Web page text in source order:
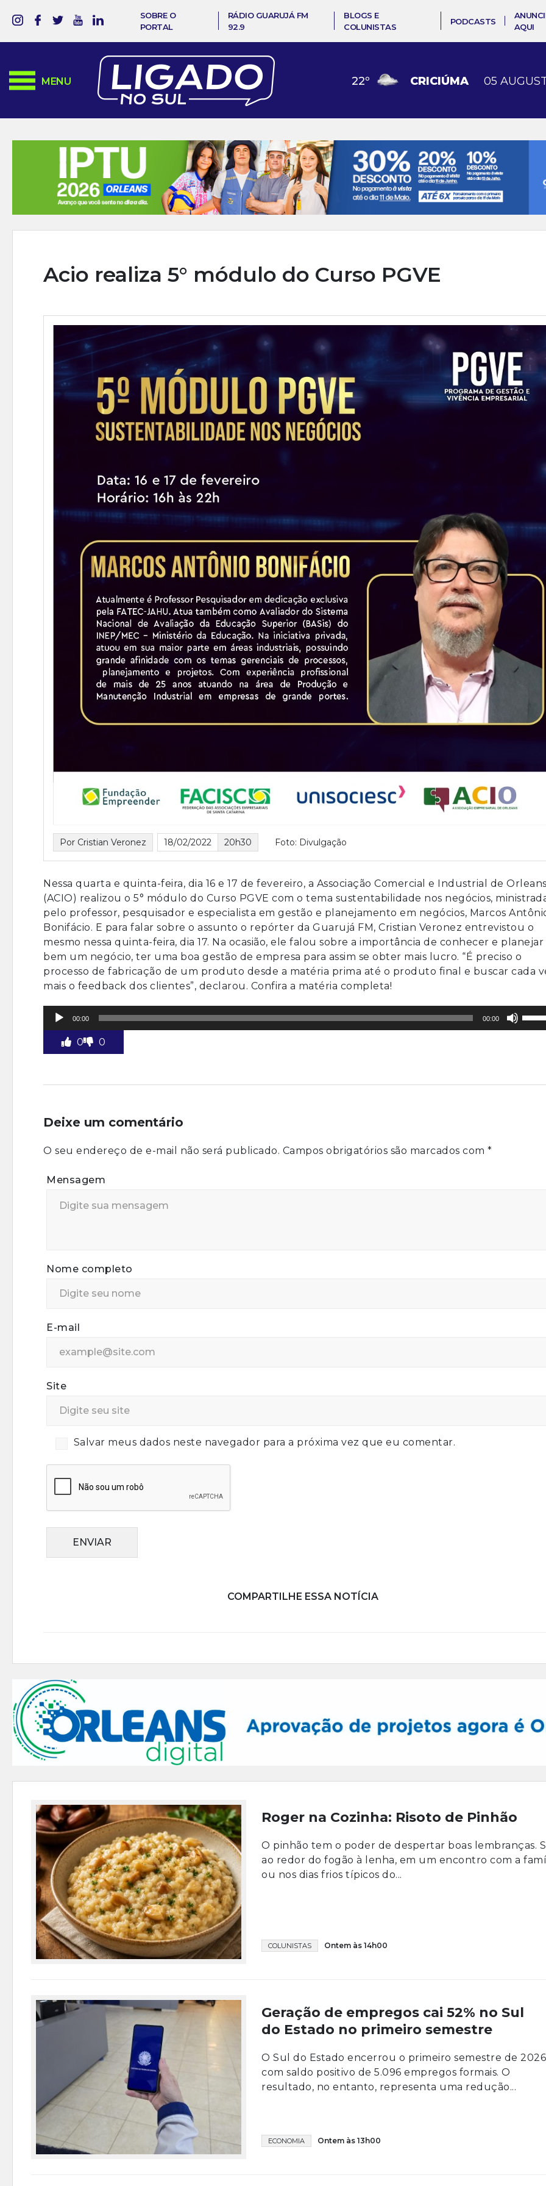
SOBRE O
PORTAL
RÁDIO GUARUJÁ FM
92.9
BLOGS E
COLUNISTAS
PODCASTS
AQUI
MENU 22º CRICIÚMA 05
Acio realiza 5° módulo do Curso PGVE
Por Cristian Veronez 18/02/2022 20h30 Foto: Divulgação
Nessa quarta e quinta-feira, dia 16 e 17 de fevereiro, a Associação Comercial e Industrial de Orleans
(ACIO) realizou o 5° módulo do Curso PGVE com o tema sustentabilidade nos negócios,
pelo professor, pesquisador e especialista em gestão e planejamento em negócios, Marcos
Bonifácio. E para falar sobre o assunto o repórter da Guarujá FM, Cristian Veronez entrevistou o
mesmo nessa quinta-feira, dia 17. Na ocasião, ele falou sobre a importância de conhecer e planejar
bem um negócio, ter uma boa gestão de empresa para assim se obter mais lucro. “É preciso o
processo de fabricação de um produto desde a matéria prima até o produto final e buscar cada
mais o feedback dos clientes”, declarou. Confira a matéria completa!
Tocador
áudio
00:00 00:00
as
setas
baixo
0 0
Deixe um comentário
O seu endereço de e-mail não será publicado. Campos obrigatórios são marcados com *
Mensagem
Nome completo
E-mail
Site
Salvar meus dados neste navegador para a próxima vez que eu comentar.
ENVIAR
COMPARTILHE ESSA NOTÍCIA
Roger na Cozinha: Risoto de Pinhão
O pinhão tem o poder de despertar boas lembranças.
ao redor do fogão à lenha, em um encontro com a
ou nos dias frios típicos do...
COLUNISTAS Ontem às 14h00
Geração de empregos cai 52% no Sul
do Estado no primeiro semestre
O Sul do Estado encerrou o primeiro semestre de 2026
com saldo positivo de 5.096 empregos formais. O
resultado, no entanto, representa uma redução...
ECONOMIA Ontem às 13h00